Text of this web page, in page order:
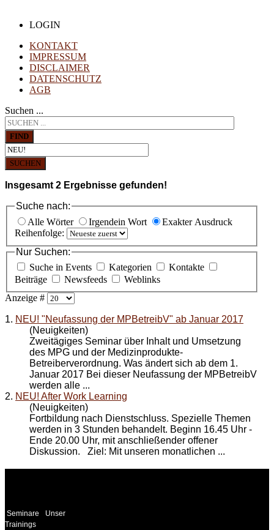
LOGIN
KONTAKT
IMPRESSUM
DISCLAIMER
DATENSCHUTZ
AGB
Suchen ...
FIND
SUCHEN
Insgesamt 2 Ergebnisse gefunden!
Suche nach:
Alle Wörter
Irgendein Wort
Exakter Ausdruck
Reihenfolge:
Nur Suchen:
Suche in Events
Kategorien
Kontakte
Beiträge
Newsfeeds
Weblinks
Anzeige #
1. NEU! "Neufassung der MPBetreibV" ab Januar 2017
(Neuigkeiten)
Zweitägiges Seminar über Inhalt und Umsetzung
des MPG und der Medizinprodukte-
Betreiberverordnung. Was ändert sich ab dem 1.
Januar 2017 Bei dieser Neufassung der MPBetreibV
werden alle ...
2. NEU! After Work Learning
(Neuigkeiten)
Fortbildung nach Dienstschluss. Spezielle Themen
werden in 3 Stunden behandelt. Beginn 16.45 Uhr -
Ende 20.00 Uhr, mit anschließender offener
Diskussion. Ziel: Mit unseren monatlichen ...
Seminare
Unser
Trainings